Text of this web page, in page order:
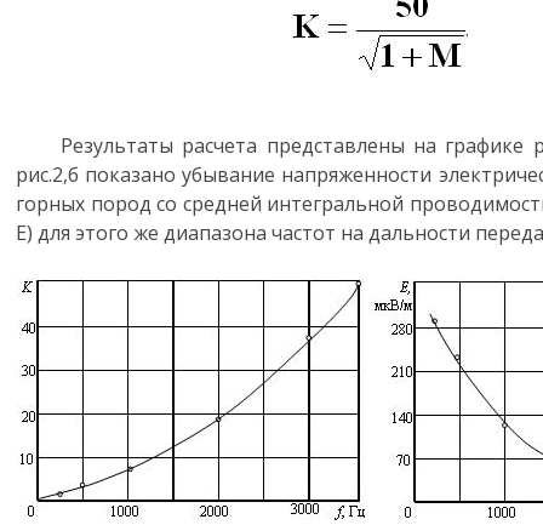
.
Результаты расчета представлены на графике
рис.2,б показано убывание напряженности
горных пород со средней интегральной
Е) для этого же диапазона частот на дальности